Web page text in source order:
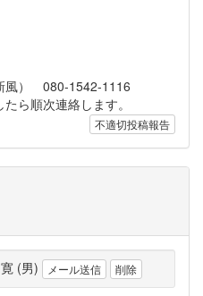
） 080-1542-1116
ら順次連絡します。
不適切投稿報告
(男) メール送信 削除